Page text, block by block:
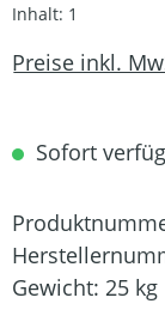
Inhalt: 1
Preise inkl.
Sofort
Gewicht: 25 kg